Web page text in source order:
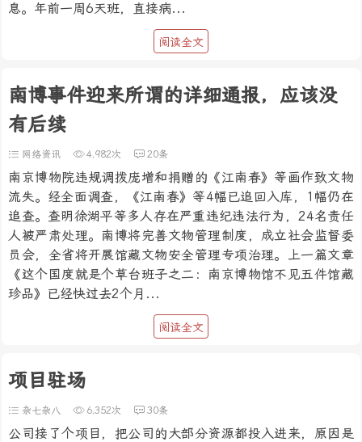
息。年前一周6天班，直接病...
阅读全文
南博事件迎来所谓的详细通报，应该没
有后续
网络资讯 4,982次 20条
南京博物院违规调拨庞增和捐赠的《江南春》等画作致文物
流失。经全面调查，《江南春》等4幅已追回入库，1幅仍在
追查。查明徐湖平等多人存在严重违纪违法行为，24名责任
人被严肃处理。南博将完善文物管理制度，成立社会监督委
员会，全省将开展馆藏文物安全管理专项治理。上一篇文章
《这个国度就是个草台班子之二：南京博物馆不见五件馆藏
珍品》已经快过去2个月...
阅读全文
项目驻场
杂七杂八 6,352次 30条
公司接了个项目，把公司的大部分资源都投入进来，原因是